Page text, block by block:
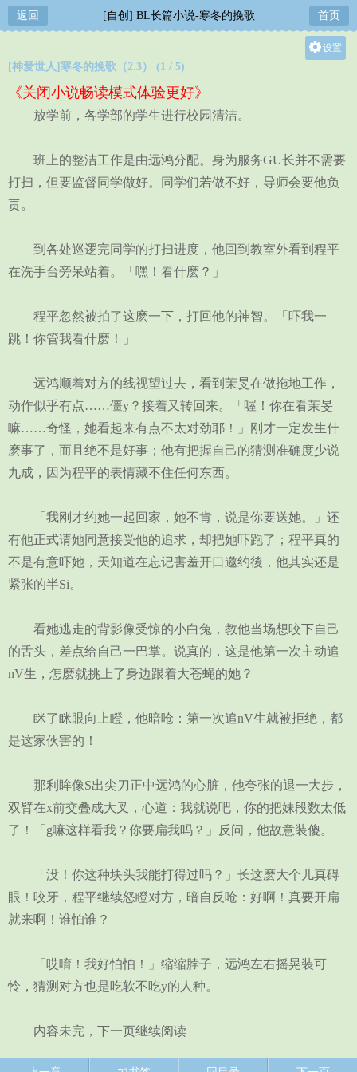
返回 [自创] BL长篇小说-寒冬的挽歌 首页
设置
[神爱世人]寒冬的挽歌（2.3） (1 / 5)
《关闭小说畅读模式体验更好》
放学前，各学部的学生进行校园清洁。
班上的整洁工作是由远鸿分配。身为服务GU长并不需要
打扫，但要监督同学做好。同学们若做不好，导师会要他负
责。
到各处巡逻完同学的打扫进度，他回到教室外看到程平
在洗手台旁呆站着。「嘿！看什麽？」
程平忽然被拍了这麽一下，打回他的神智。「吓我一
跳！你管我看什麽！」
远鸿顺着对方的线视望过去，看到茉旻在做拖地工作，
动作似乎有点……僵y？接着又转回来。「喔！你在看茉旻
嘛……奇怪，她看起来有点不太对劲耶！」刚才一定发生什
麽事了，而且绝不是好事；他有把握自己的猜测准确度少说
九成，因为程平的表情藏不住任何东西。
「我刚才约她一起回家，她不肯，说是你要送她。」还
有他正式请她同意接受他的追求，却把她吓跑了；程平真的
不是有意吓她，天知道在忘记害羞开口邀约後，他其实还是
紧张的半Si。
看她逃走的背影像受惊的小白兔，教他当场想咬下自己
的舌头，差点给自己一巴掌。说真的，这是他第一次主动追
nV生，怎麽就挑上了身边跟着大苍蝇的她？
眯了眯眼向上瞪，他暗呛：第一次追nV生就被拒绝，都
是这家伙害的！
那利眸像S出尖刀正中远鸿的心脏，他夸张的退一大步，
双臂在x前交叠成大叉，心道：我就说吧，你的把妹段数太低
了！「g嘛这样看我？你要扁我吗？」反问，他故意装傻。
「没！你这种块头我能打得过吗？」长这麽大个儿真碍
眼！咬牙，程平继续怒瞪对方，暗自反呛：好啊！真要开扁
就来啊！谁怕谁？
「哎唷！我好怕怕！」缩缩脖子，远鸿左右摇晃装可
怜，猜测对方也是吃软不吃y的人种。
内容未完，下一页继续阅读